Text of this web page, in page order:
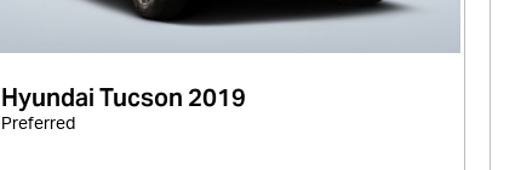
Hyundai Tucson 2019
Preferred